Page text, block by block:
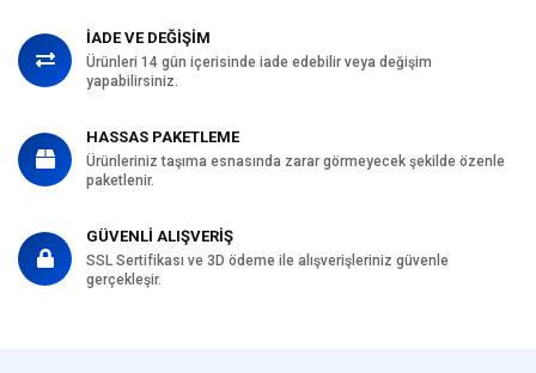
İADE VE DEĞİŞİM
Ürünleri 14 gün içerisinde iade edebilir veya değişim
yapabilirsiniz.
HASSAS PAKETLEME
Ürünleriniz taşıma esnasında zarar görmeyecek şekilde özenle
paketlenir.
GÜVENLİ ALIŞVERİŞ
SSL Sertifikası ve 3D ödeme ile alışverişleriniz güvenle
gerçekleşir.